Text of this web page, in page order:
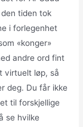
tiden tok
i forlegenhet
«konger»
andre ord fint
virtuelt løp, så
deg. Du får ikke
til forskjellige
se hvilke